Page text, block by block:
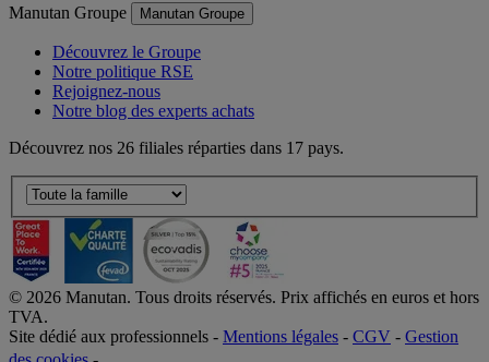
Manutan Groupe Manutan Groupe
Découvrez le Groupe
Notre politique RSE
Rejoignez-nous
Notre blog des experts achats
Découvrez nos 26 filiales réparties dans 17 pays.
© 2026 Manutan. Tous droits réservés. Prix affichés en euros et hors
TVA.
Site dédié aux professionnels - Mentions légales - CGV - Gestion